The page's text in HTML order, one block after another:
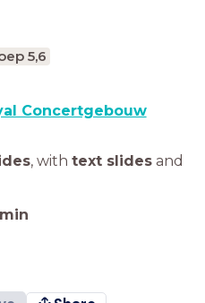
5,6
Concertgebouw
, with text slides and
min